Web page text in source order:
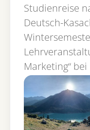
Studienreise
Deutsch-
Marketing“